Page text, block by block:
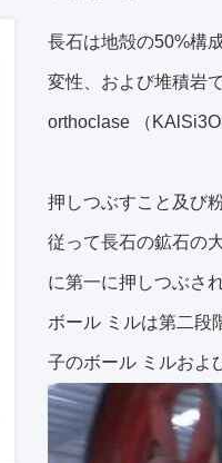
長石は地殻の50%構
変性、および堆積岩
orthoclase （
押しつぶすこと及び
従って長石の鉱石の
に第一に押しつぶさ
ボール ミルは第二段
子のボール ミルおよ